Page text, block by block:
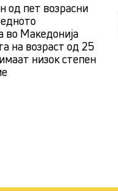
од пет возрасни
во Македонија
на возраст од 25
низок степен